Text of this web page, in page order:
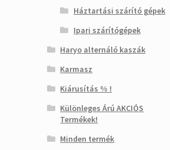
Háztartási szárító gépek
Ipari szárítógépek
Haryo alternáló kaszák
Karmasz
Kiárusítás % !
Különleges Árú AKCIÓS
Termékek!
Minden termék